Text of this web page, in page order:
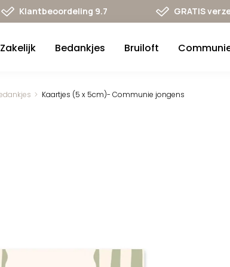
Kaartjes (5 x 5cm)- Communie jongens
Klantbeoordeling 9.7 GRATIS
Zakelijk Bedankjes Bruiloft